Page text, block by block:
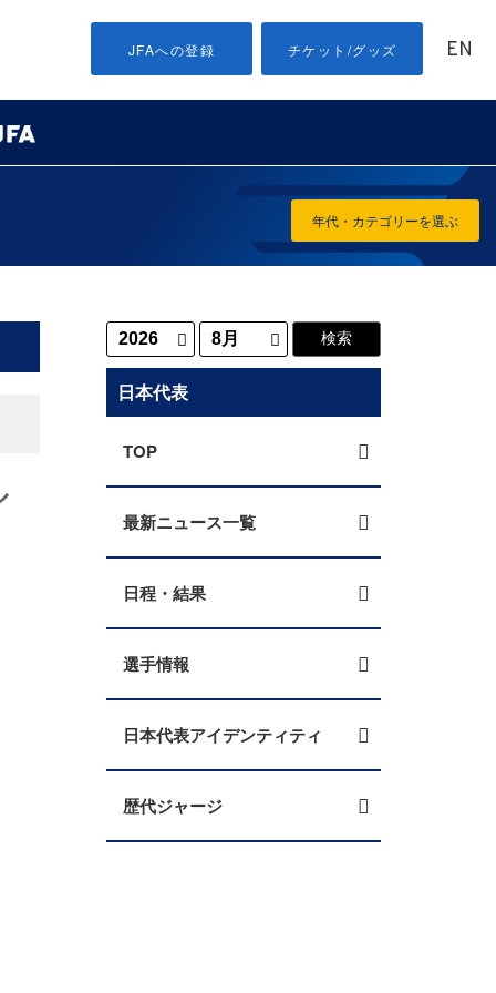
JFAへの登録 チケット/グッズ EN
年代・カテゴリーを選ぶ
日本代表
TOP
最新ニュース一覧
日程・結果
選手情報
日本代表アイデンティティ
歴代ジャージ